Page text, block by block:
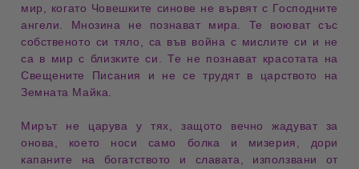
мир, когато Човешките синове не вървят с Господните
ангели . Мнозина не познават мира. Те воюват със
собственото ситяло , са във война с мислите си и не
са в мир с близките си. Те не познават красотата на
Свещените Писания
и не се трудят в царството на
Земната Майка
Мирът не царува у тях, защото вечно жадуват за
онова, което носи само болка и мизерия
, дори
капаните на богатството и славата , използвани от